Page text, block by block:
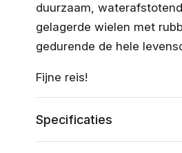
duurzaam,
gelagerde wielen met
gedurende de hele
Fijne reis!
Specificaties